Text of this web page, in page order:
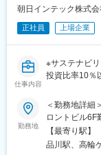
■現在の取り組
管理の強化、
また、コンプ
に取り組んで
法務部 部長
法務グルー
貿易管理グル
朝日インテック株式
正社員 上場企業
仕事内容
※サステナビ
投資比率10％
■採用背景：
当社では、国
応を強化して
バナンス、リ
勤務地
＜勤務地詳細
ロントビル6F
他（オフィス
範囲：会社の
【最寄り駅】
品川駅、高輪